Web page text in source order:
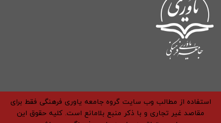
استفاده از مطالب وب سایت گروه جامعه یاوری فرهنگی فقط برای
مقاصد غیر تجاری و با ذکر منبع بلامانع است. کلیه حقوق این